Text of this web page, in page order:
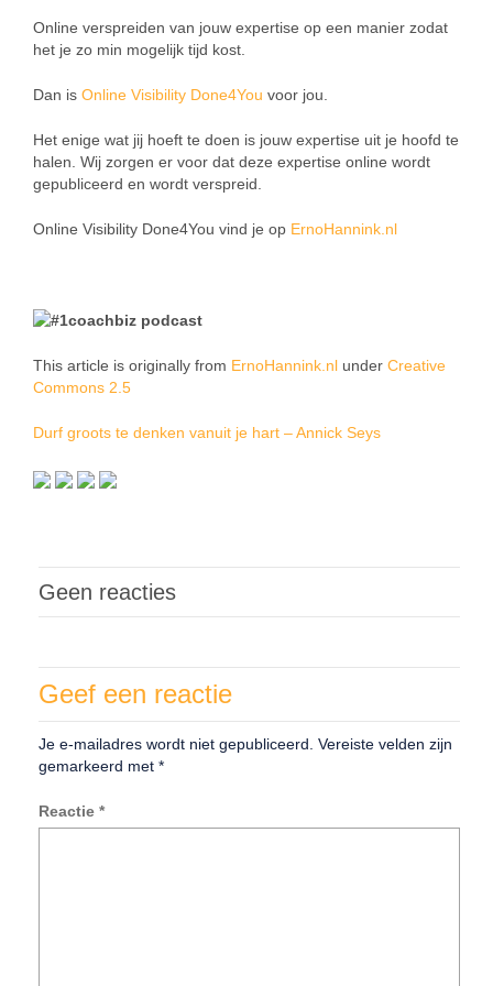
Online verspreiden van jouw expertise op een manier zodat
het je zo min mogelijk tijd kost.
Dan is Online Visibility Done4You voor jou.
Het enige wat jij hoeft te doen is jouw expertise uit je hoofd te
halen. Wij zorgen er voor dat deze expertise online wordt
gepubliceerd en wordt verspreid.
Online Visibility Done4You vind je op ErnoHannink.nl
This article is originally from ErnoHannink.nl under Creative
Commons 2.5
Durf groots te denken vanuit je hart – Annick Seys
Geen reacties
Geef een reactie
Je e-mailadres wordt niet gepubliceerd. Vereiste velden zijn
gemarkeerd met *
Reactie *